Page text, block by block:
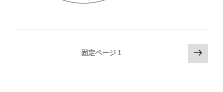
固定ページ 1
次
の